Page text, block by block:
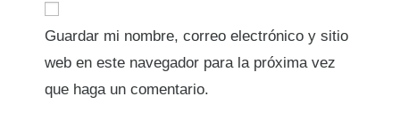
Guardar mi nombre, correo electrónico y sitio
web en este navegador para la próxima vez
que haga un comentario.